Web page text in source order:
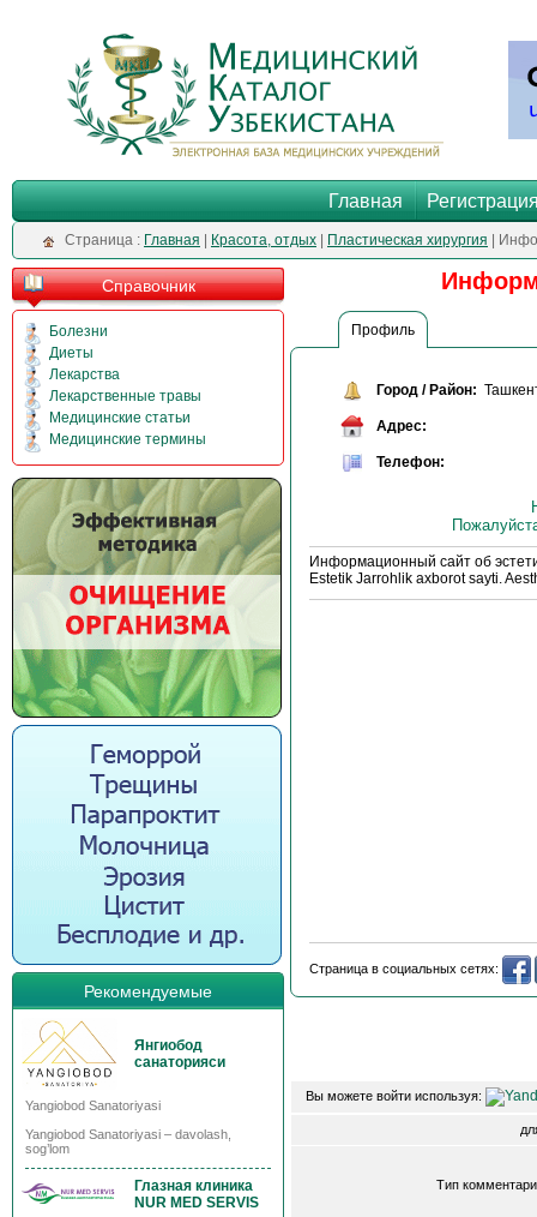
Главная
Cтраница : Главная Красота, отдых Пластическая хирургия |
Справочник
Болезни
Диеты
Лекарства
Лекарственные травы
Медицинские статьи
Медицинские термины
Рекомендуемые
Янгиобод
санаторияси
Yangiobod Sanatoriyasi
Yangiobod Sanatoriyasi – davolash,
sog’lom
Глазная клиника
NUR MED SERVIS
Профиль
Город / Район:
Адрес:
Телефон:
Информационный сайт об
Estetik Jarrohlik axborot sayti.
Страница в социальных сетях:
Вы можете войти используя:
Тип